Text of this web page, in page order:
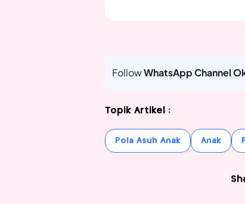
FollowWhatsApp Channel
Topik Artikel :
Pola Asuh Anak Anak